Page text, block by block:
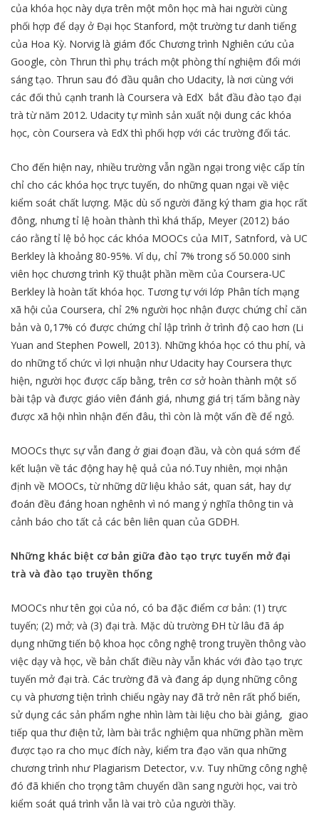
của khóa học này dựa trên một môn học mà hai người cùng
phối hợp để dạy ở Đại học Stanford, một trường tư danh tiếng
của Hoa Kỳ. Norvig là giám đốc Chương trình Nghiên cứu của
Google, còn Thrun thì phụ trách một phòng thí nghiệm đổi mới
sáng tạo. Thrun sau đó đầu quân cho Udacity, là nơi cùng với
các đối thủ cạnh tranh là Coursera và EdX bắt đầu đào tạo đại
trà từ năm 2012. Udacity tự mình sản xuất nội dung các khóa
học, còn Coursera và EdX thì phối hợp với các trường đối tác.
Cho đến hiện nay, nhiều trường vẫn ngần ngại trong việc cấp tín
chỉ cho các khóa học trực tuyến, do những quan ngại về việc
kiểm soát chất lượng. Mặc dù số người đăng ký tham gia học rất
đông, nhưng tỉ lệ hoàn thành thì khá thấp, Meyer (2012) báo
cáo rằng tỉ lệ bỏ học các khóa MOOCs của MIT, Satnford, và UC
Berkley là khoảng 80-95%. Ví dụ, chỉ 7% trong số 50.000 sinh
viên học chương trình Kỹ thuật phần mềm của Coursera-UC
Berkley là hoàn tất khóa học. Tương tự với lớp Phân tích mạng
xã hội của Coursera, chỉ 2% người học nhận được chứng chỉ căn
bản và 0,17% có được chứng chỉ lập trình ở trình độ cao hơn (Li
Yuan and Stephen Powell, 2013). Những khóa học có thu phí, và
do những tổ chức vì lợi nhuận như Udacity hay Coursera thực
hiện, người học được cấp bằng, trên cơ sở hoàn thành một số
bài tập và được giáo viên đánh giá, nhưng giá trị tấm bằng này
được xã hội nhìn nhận đến đâu, thì còn là một vấn đề để ngỏ.
MOOCs thực sự vẫn đang ở giai đoạn đầu, và còn quá sớm để
kết luận về tác động hay hệ quả của nó.Tuy nhiên, mọi nhận
định về MOOCs, từ những dữ liệu khảo sát, quan sát, hay dự
đoán đều đáng hoan nghênh vì nó mang ý nghĩa thông tin và
cảnh báo cho tất cả các bên liên quan của GDĐH.
Những khác biệt cơ bản giữa đào tạo trực tuyến mở đại
trà và đào tạo truyền thống
MOOCs như tên gọi của nó, có ba đặc điểm cơ bản: (1) trực
tuyến; (2) mở; và (3) đại trà. Mặc dù trường ĐH từ lâu đã áp
dụng những tiến bộ khoa học công nghệ trong truyền thông vào
việc dạy và học, về bản chất điều này vẫn khác với đào tạo trực
tuyến mở đại trà. Các trường đã và đang áp dụng những công
cụ và phương tiện trình chiếu ngày nay đã trở nên rất phổ biến,
sử dụng các sản phẩm nghe nhìn làm tài liệu cho bài giảng, giao
tiếp qua thư điện tử, làm bài trắc nghiệm qua những phần mềm
được tạo ra cho mục đích này, kiểm tra đạo văn qua những
chương trình như Plagiarism Detector, v.v. Tuy những công nghệ
đó đã khiến cho trọng tâm chuyển dần sang người học, vai trò
kiểm soát quá trình vẫn là vai trò của người thầy.